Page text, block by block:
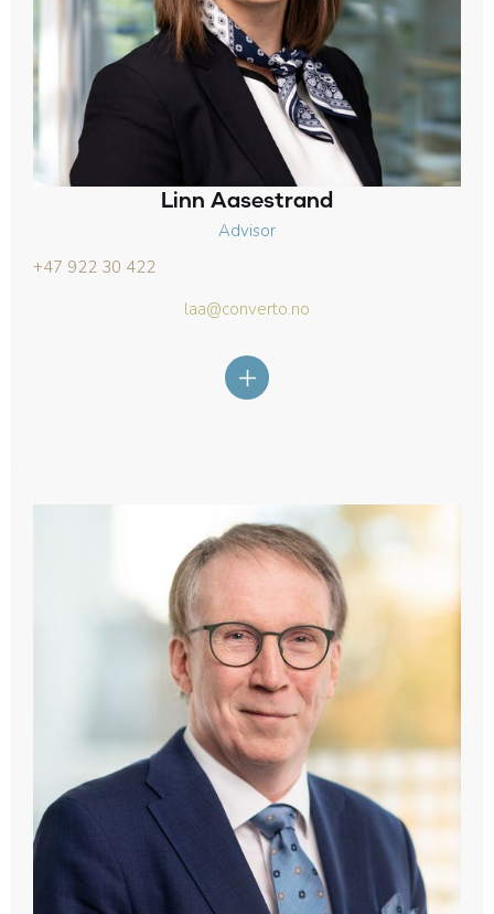
Linn Aasestrand
Advisor
+47 922 30 422
laa@converto.no